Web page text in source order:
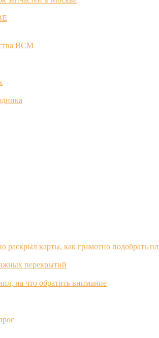
ВСМ
раскрыл карты, как грамотно подобрать
перекрытий
на что обратить внимание